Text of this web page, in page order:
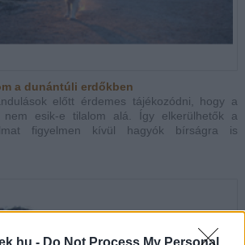
- Do Not Process My Personal
a dunántúli erdőkben
előtt érdemes tájékozódni, hogy a
nem esik-e tilalom alá. Így elkerülhetők a
figyelmen kívül hagyók bírságra is